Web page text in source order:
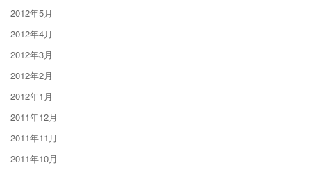
2012年5月
2012年4月
2012年3月
2012年2月
2012年1月
2011年12月
2011年11月
2011年10月